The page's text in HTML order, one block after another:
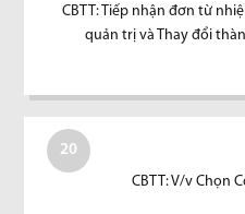
CBTT: Tiếp nhận đơn từ
quản trị và Thay đổi
20
CBTT: V/v Chọn